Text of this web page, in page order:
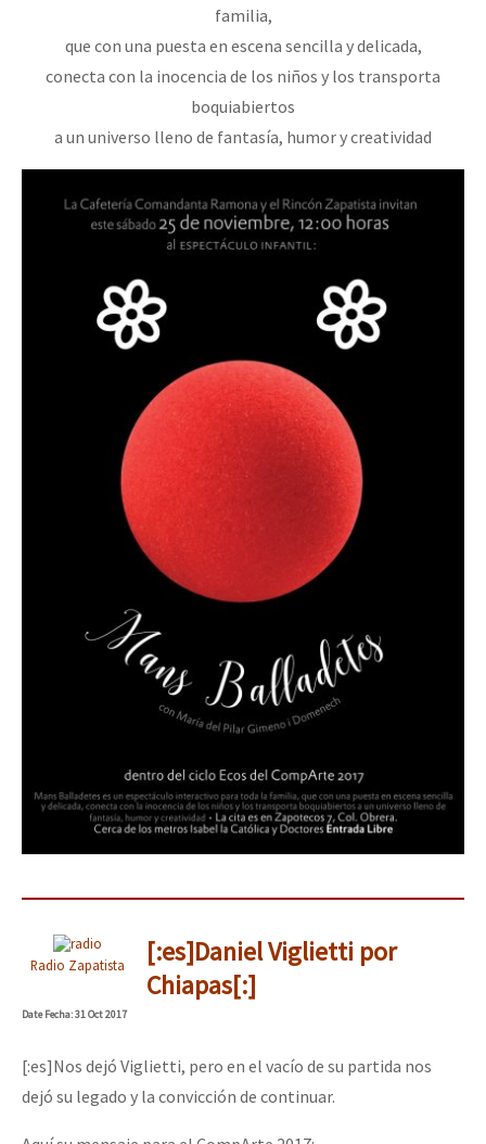
familia,
que con una puesta en escena sencilla y delicada,
conecta con la inocencia de los niños y los transporta
boquiabiertos
a un universo lleno de fantasía, humor y creatividad
Radio Zapatista
[:es]Daniel Viglietti por
Chiapas[:]
DateFecha: 31 Oct 2017
[:es]Nos dejó Viglietti, pero en el vacío de su partida nos
dejó su legado y la convicción de continuar.